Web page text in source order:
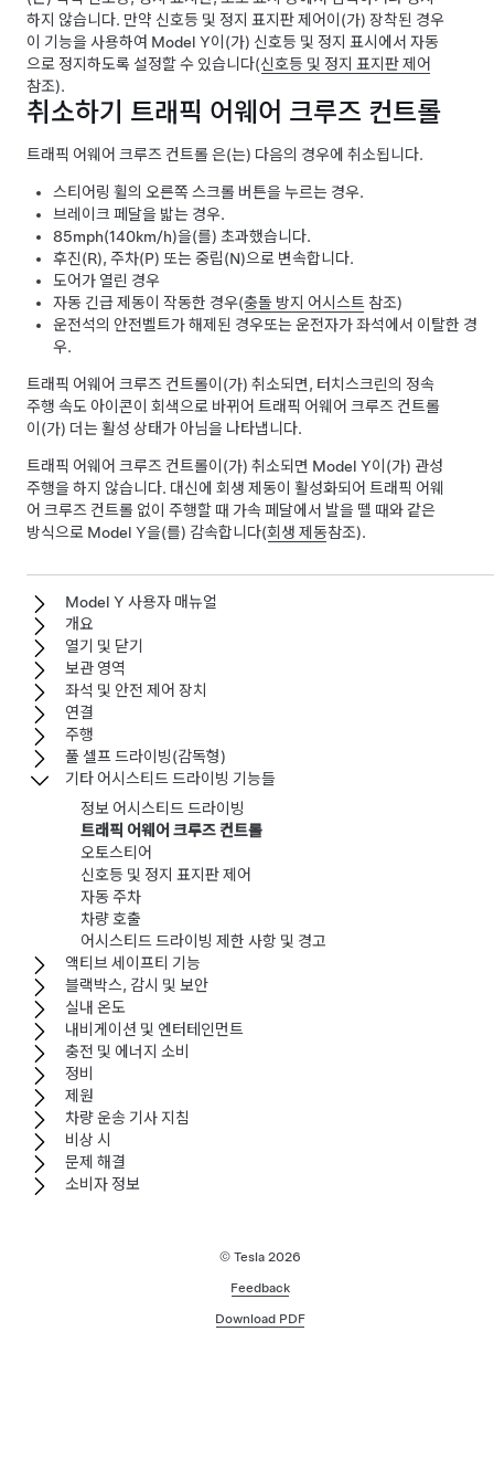
하지 않습니다. 만약 신호등 및 정지 표지판 제어 이(가) 장착된 경우
이 기능을 사용하여 Model Y이(가) 신호등 및 정지 표시에서 자동
으로 정지하도록 설정할 수 있습니다(신호등 및 정지 표지판 제어
참조).
취소하기 트래픽 어웨어 크루즈 컨트롤
트래픽 어웨어 크루즈 컨트롤은(는) 다음의 경우에 취소됩니다.
스티어링 휠의 오른쪽 스크롤 버튼을 누르는 경우.
브레이크 페달을 밟는 경우.
85mph(140km/h)을(를) 초과했습니다.
후진(R), 주차(P) 또는 중립(N)으로 변속합니다.
도어가 열린 경우
자동 긴급 제동이 작동한 경우(충돌 방지 어시스트 참조)
운전석의 안전벨트가 해제된 경우또는 운전자가 좌석에서 이탈한 경
우.
트래픽 어웨어 크루즈 컨트롤이(가) 취소되면, 터치스크린의 정속
주행 속도 아이콘이 회색으로 바뀌어 트래픽 어웨어 크루즈 컨트롤
이(가) 더는 활성 상태가 아님을 나타냅니다.
트래픽 어웨어 크루즈 컨트롤이(가) 취소되면 Model Y이(가) 관성
주행을 하지 않습니다. 대신에 회생 제동이 활성화되어 트래픽 어웨
어 크루즈 컨트롤 없이 주행할 때 가속 페달에서 발을 뗄 때와 같은
방식으로 Model Y을(를) 감속합니다(회생 제동참조).
Model Y 사용자 매뉴얼
개요
열기 및 닫기
보관 영역
좌석 및 안전 제어 장치
연결
주행
풀 셀프 드라이빙(감독형)
기타 어시스티드 드라이빙 기능들
정보 어시스티드 드라이빙
트래픽 어웨어 크루즈 컨트롤
오토스티어
신호등 및 정지 표지판 제어
자동 주차
차량 호출
어시스티드 드라이빙 제한 사항 및 경고
액티브 세이프티 기능
블랙박스, 감시 및 보안
실내 온도
내비게이션 및 엔터테인먼트
충전 및 에너지 소비
정비
제원
차량 운송 기사 지침
비상 시
문제 해결
소비자 정보
© Tesla 2026
Feedback
Download PDF